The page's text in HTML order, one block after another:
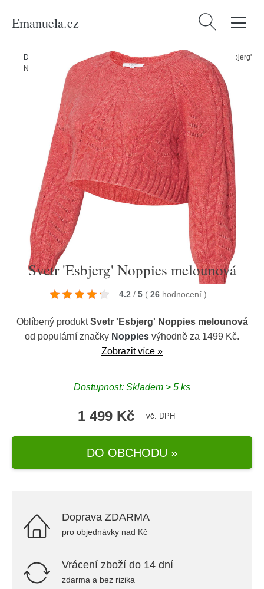
Emanuela.cz Vyhledávání
Domů Ženy/Oblečení/Móda pro plnoštíhlé/ Svetr 'Esbjerg'
Noppies melounová
Svetr 'Esbjerg' Noppies melounová
4.2 / 5 ( 26 hodnocení )
Oblíbený produktSvetr 'Esbjerg' Noppies melounová
od populární značky Noppies výhodně za 1499 Kč.
Zobrazit více »
Dostupnost: Skladem > 5 ks
1 499 Kč vč. DPH
DO OBCHODU »
Doprava ZDARMA
pro objednávky nad Kč
Vrácení zboží do 14 dní
zdarma a bez rizika